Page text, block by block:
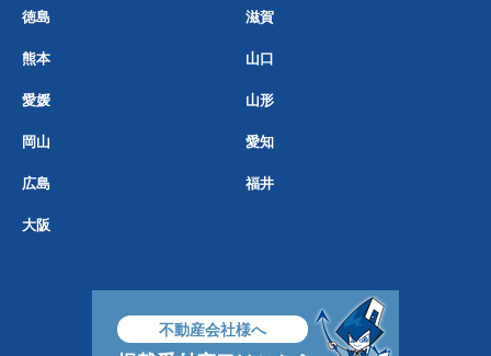
徳島 滋賀
熊本 山口
愛媛 山形
岡山 愛知
広島 福井
大阪
不動産会社様へ